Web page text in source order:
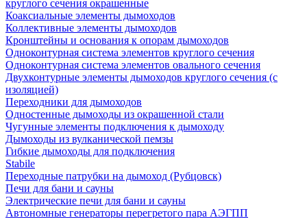
круглого сечения окрашенные
Коаксиальные элементы дымоходов
Коллективные элементы дымоходов
Кронштейны и основания к опорам дымоходов
Одноконтурная система элементов круглого сечения
Одноконтурная система элементов овального сечения
Двухконтурные элементы дымоходов круглого сечения (с
изоляцией)
Переходники для дымоходов
Одностенные дымоходы из окрашенной стали
Чугунные элементы подключения к дымоходу
Дымоходы из вулканической пемзы
Гибкие дымоходы для подключения
Stabile
Переходные патрубки на дымоход (Рубцовск)
Печи для бани и сауны
Электрические печи для бани и сауны
Автономные генераторы перегретого пара АЭГПП